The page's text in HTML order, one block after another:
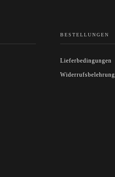
BESTELLUNGEN
Lieferbedingungen
Widerrufsbelehrung